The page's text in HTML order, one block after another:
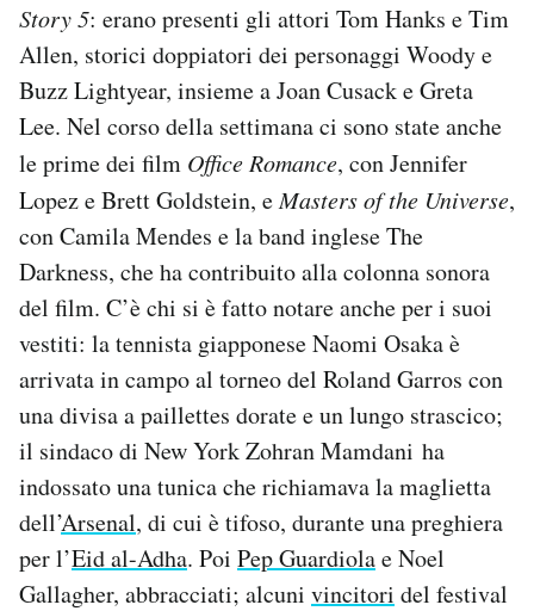
CALENDARIO
AREA PERSONALE
Area Personale
Newsletter
Notifiche mobile
Regala il Post
Hai bisogno di aiuto?
Story 5: erano presenti gli attori Tom Hanks e Tim
Allen, storici doppiatori dei personaggi Woody e
Buzz Lightyear, insieme a Joan Cusack e Greta
Lee. Nel corso della settimana ci sono state anche
le prime dei film Office Romance, con Jennifer
Lopez e Brett Goldstein, eMasters of the Universe,
con Camila Mendes e la band inglese The
Darkness, che ha contribuito alla colonna sonora
del film. C’è chi si è fatto notare anche per i suoi
vestiti: la tennista giapponese Naomi Osaka è
arrivata in campo al torneo del Roland Garros con
una divisa a paillettes dorate e un lungo strascico;
il sindaco di New York Zohran Mamdani ha
indossato una tunica che richiamava la maglietta
dell’Arsenal, di cui è tifoso, durante una preghiera
per l’Eid al-Adha. Poi Pep Guardiolae Noel
Gallagher, abbracciati; alcuni vincitori del festival